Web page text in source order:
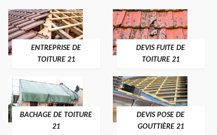
ENTREPRISE DE
TOITURE 21
DEVIS FUITE DE
TOITURE 21
BACHAGE DE TOITURE
21
DEVIS POSE DE
GOUTTIÈRE 21